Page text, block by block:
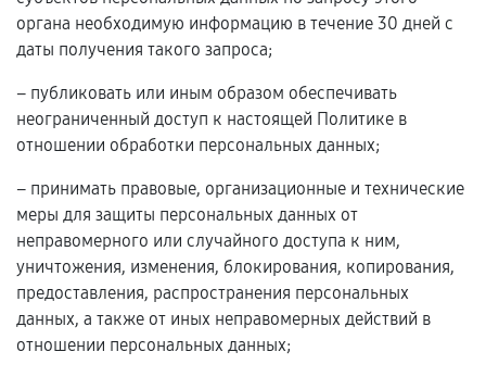
органа необходимую информацию в течение 30 дней с
даты получения такого запроса;
– публиковать или иным образом обеспечивать
неограниченный доступ к настоящей Политике в
отношении обработки персональных данных;
– принимать правовые, организационные и технические
меры для защиты персональных данных от
неправомерного или случайного доступа к ним,
уничтожения, изменения, блокирования, копирования,
предоставления, распространения персональных
данных, а также от иных неправомерных действий в
отношении персональных данных;